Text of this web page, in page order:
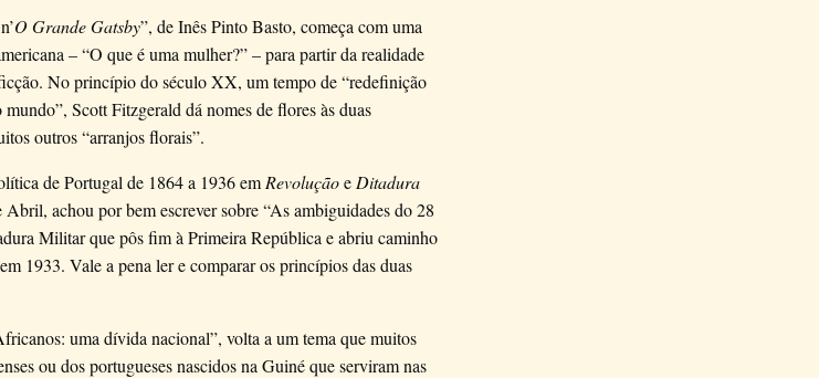
O Grande Gatsby”, de Inês Pinto Basto, começa com uma
– “O que é uma mulher?” – para partir da realidade
No princípio do século XX, um tempo de “redefinição
Scott Fitzgerald dá nomes de flores às duas
outros “arranjos florais”.
de Portugal de 1864 a 1936 em Revoluçãoe Ditadura
Abril, achou por bem escrever sobre “As ambiguidades do 28
Militar que pôs fim à Primeira República e abriu caminho
1933. Vale a pena ler e comparar os princípios das duas
uma dívida nacional”, volta a um tema que muitos
ou dos portugueses nascidos na Guiné que serviram nas